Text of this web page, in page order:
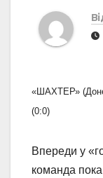
«ШАХТЕР»
(0:0)
Впереди у
команда пока